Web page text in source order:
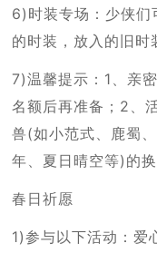
6)时装专场：少侠们
的时装，放入的旧时
7)温馨提示：1、亲
名额后再准备；2、
兽(如小范式、鹿蜀
年、夏日晴空等)的换
春日祈愿
1)参与以下活动：爱